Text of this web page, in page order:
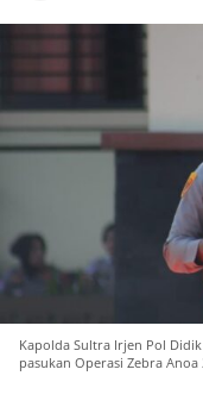
Kapolda Sultra Irjen Pol
pasukan Operasi Zebra Anoa